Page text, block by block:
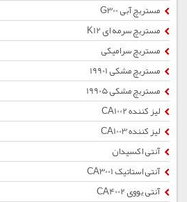
مستربچ آبی G300
مستربچ سرمه ای K12
مستربچ سرامیکی
مستربچ مشکی 19901
مستربچ مشکی 19905
لیز کننده CA1002
لیز کننده CA1003
آنتی اکسیدان
آنتی استاتیک CA3001
آنتی یووی CA4002